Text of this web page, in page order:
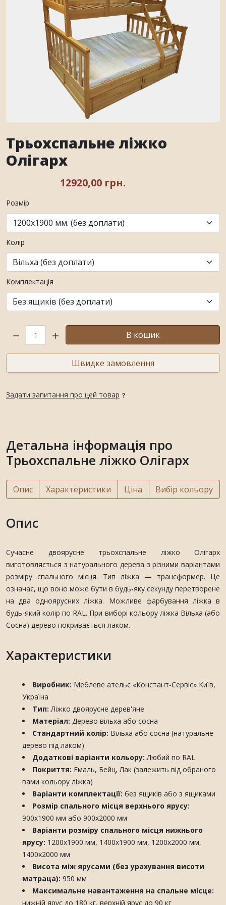
Трьохспальне ліжко
Олігарх
12920,00 грн.
Розмір
Колір
Комплектація
Кількість: В кошик
Швидке замовлення
Задати запитання про цей товар
Детальна інформація про
Трьохспальне ліжко Олігарх
Опис Характеристики Ціна Вибір кольору
Опис
Сучасне двоярусне трьохспальне ліжко Олігарх
виготовляється з натурального дерева з різними варіантами
розміру спального місця. Тип ліжка — трансформер. Це
означає, що воно може бути в будь-яку секунду перетворене
на два одноярусних ліжка. Можливе фарбування ліжка в
будь-який колір по RAL. При виборі кольору ліжка Вільха (або
Сосна) дерево покривається лаком.
Характеристики
Виробник: Меблеве ательє «Констант-Сервіс» Київ,
Україна
Тип: Ліжко двоярусне дерев'яне
Матеріал: Дерево вільха або сосна
Стандартний колір: Вільха або сосна (натуральне
дерево під лаком)
Додаткові варіанти кольору: Любий по RAL
Покриття: Емаль, Бейц, Лак (залежить від обраного
вами кольору ліжка)
Варіанти комплектації: без ящиків або з ящиками
Розмір спального місця верхнього ярусу:
900х1900 мм або 900х2000 мм
Варіанти розміру спального місця нижнього
ярусу: 1200х1900 мм, 1400х1900 мм, 1200х2000 мм,
1400х2000 мм
Висота між ярусами (без урахування висоти
матраца): 950 мм
Максимальне навантаження на спальне місце:
нижній ярус до 180 кг, верхній ярус до 90 кг